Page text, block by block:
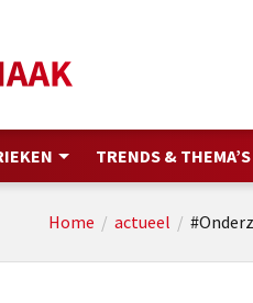
TRENDS & THEMA’S
Home / actueel /